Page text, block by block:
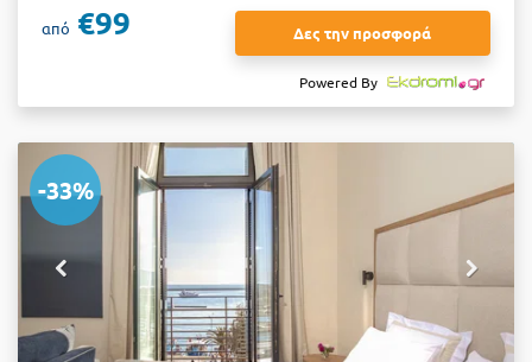
από €99 Δες την προσφορά
Powered By
-33%